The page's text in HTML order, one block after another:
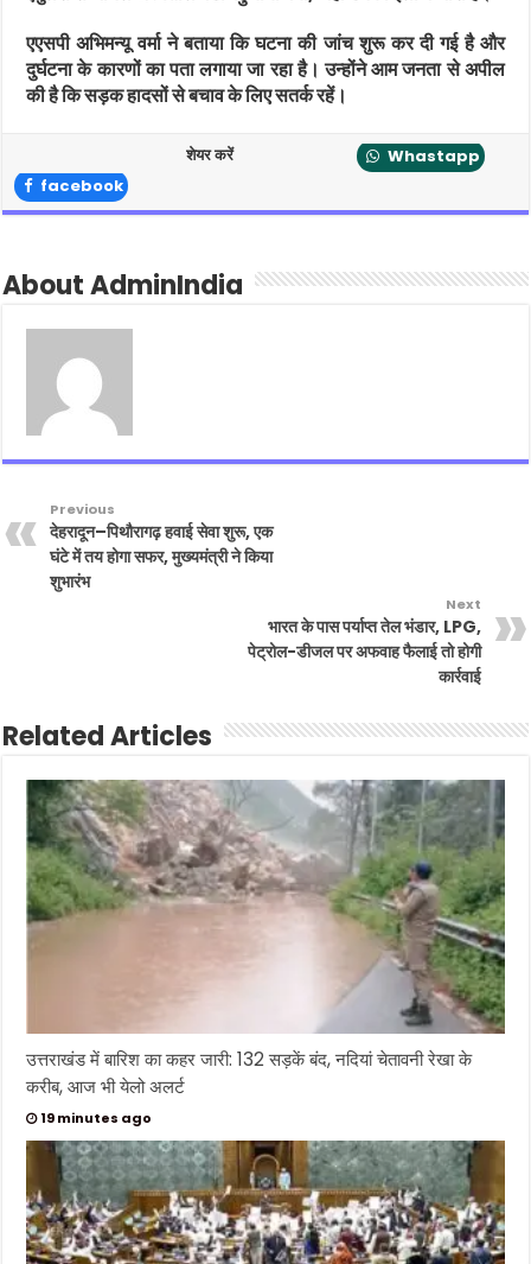
एएसपी अभिमन्यू वर्मा ने बताया कि घटना की जांच शुरू कर दी गई है और
दुर्घटना के कारणों का पता लगाया जा रहा है। उन्होंने आम जनता से अपील
की है कि सड़क हादसों से बचाव के लिए सतर्क रहें।
शेयर करें
Whastapp
facebook
About AdminIndia
Previous
देहरादून–पिथौरागढ़ हवाई सेवा शुरू, एक
घंटे में तय होगा सफर, मुख्यमंत्री ने किया
शुभारंभ
Next
भारत के पास पर्याप्त तेल भंडार, LPG,
पेट्रोल-डीजल पर अफवाह फैलाई तो होगी
कार्रवाई
Related Articles
उत्तराखंड में बारिश का कहर जारी: 132 सड़कें बंद, नदियां चेतावनी रेखा के
करीब, आज भी येलो अलर्ट
19 minutes ago